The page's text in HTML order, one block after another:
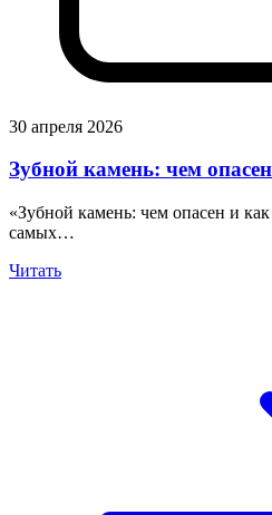
30 апреля 2026
Зубной камень: чем
«Зубной камень: чем опасен и
самых…
Читать